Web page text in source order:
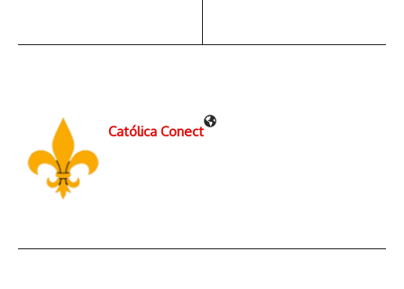
Católica Conect